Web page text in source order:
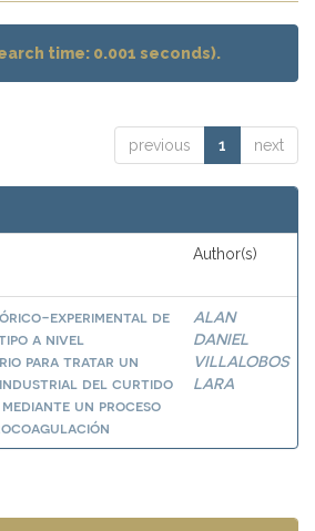
time: 0.001 seconds).
previous 1 next
Author(s)
experimental de
a nivel
para tratar un
del curtido
un proceso
ALAN
DANIEL
VILLALOBOS
LARA